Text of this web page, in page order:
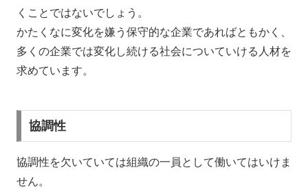
くことではないでしょう。
かたくなに変化を嫌う保守的な企業であればともかく、
多くの企業では変化し続ける社会についていける人材を
求めています。
協調性
協調性を欠いていては組織の一員として働いてはいけま
せん。